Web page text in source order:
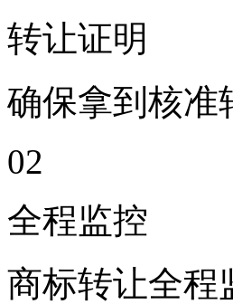
转让证明
确保拿到核准
02
全程监控
商标转让全程